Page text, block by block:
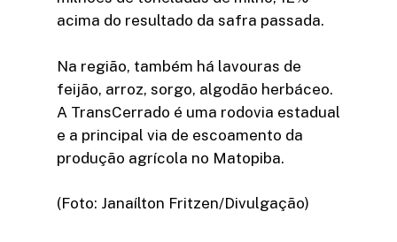
acima do resultado da safra passada.
Na região, também há lavouras de
feijão, arroz, sorgo, algodão herbáceo.
A TransCerrado é uma rodovia estadual
e a principal via de escoamento da
produção agrícola no Matopiba.
(Foto: Janaílton Fritzen/Divulgação)